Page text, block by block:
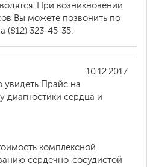
При возникновении
Вы можете позвонить по
(812) 323-45-35.
10.12.2017
Прайс на
диагностики сердца и
комплексной
сердечно-сосудистой